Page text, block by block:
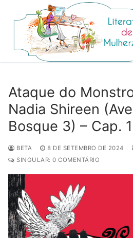
para
conteúdo
Ataque do
Nadia Shireen
Bosque 3) – Cap.
BETA 8 DE SETEMBRO DE 2024
SINGULAR: 0 COMENTÁRIO